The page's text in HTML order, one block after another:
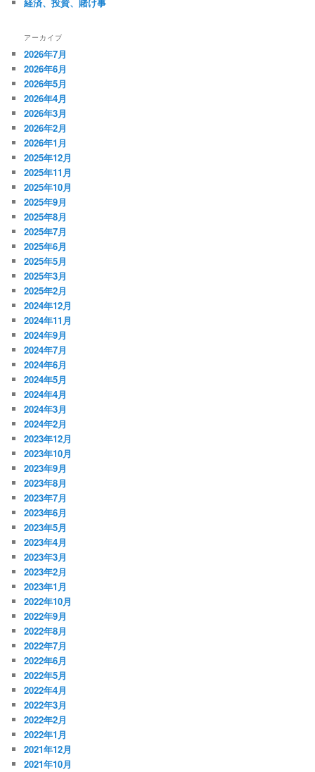
アーカイブ
2026年7月
2026年6月
2026年5月
2026年4月
2026年3月
2026年2月
2026年1月
2025年12月
2025年11月
2025年10月
2025年9月
2025年8月
2025年7月
2025年6月
2025年5月
2025年3月
2025年2月
2024年12月
2024年11月
2024年9月
2024年7月
2024年6月
2024年5月
2024年4月
2024年3月
2024年2月
2023年12月
2023年10月
2023年9月
2023年8月
2023年7月
2023年6月
2023年5月
2023年4月
2023年3月
2023年2月
2023年1月
2022年10月
2022年9月
2022年8月
2022年7月
2022年6月
2022年5月
2022年4月
2022年3月
2022年2月
2022年1月
2021年12月
2021年10月